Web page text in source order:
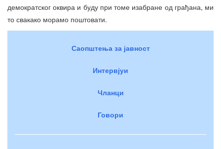
демократског оквира и буду при томе изабране од грађана, ми
то свакако морамо поштовати.
Саопштења за јавност
Интервјуи
Чланци
Говори